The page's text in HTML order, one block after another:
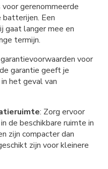
voor gerenommeerde
batterijen. Een
gaat langer mee en
termijn.
voor
garantie geeft je
het geval van
: Zorg ervoor
de beschikbare ruimte in
zijn compacter dan
zijn voor kleinere